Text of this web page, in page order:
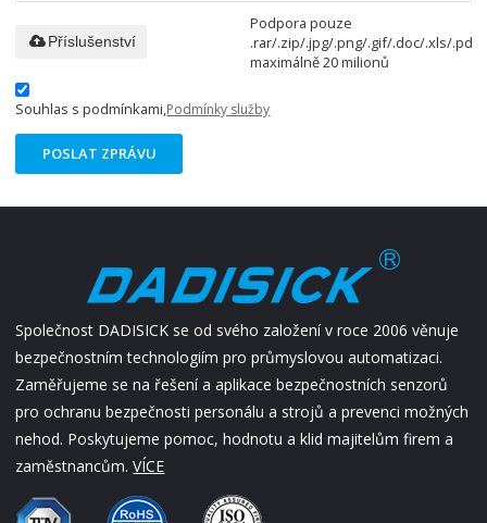
Podpora pouze
.rar/.zip/.jpg/.png/.gif/.doc/.xls/.pdf,
maximálně 20 milionů
Příslušenství
Souhlas s podmínkami,Podmínky služby
POSLAT ZPRÁVU
Společnost DADISICK se od svého založení v roce 2006 věnuje
bezpečnostním technologiím pro průmyslovou automatizaci.
Zaměřujeme se na řešení a aplikace bezpečnostních senzorů
pro ochranu bezpečnosti personálu a strojů a prevenci možných
nehod. Poskytujeme pomoc, hodnotu a klid majitelům firem a
zaměstnancům.VÍCE